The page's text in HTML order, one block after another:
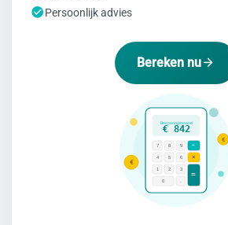
Persoonlijk advies
Bereken nu
Besparing/maand
€ 842
7 8 9
4 5 6
1 2 3
0 .
÷
×
=
€
€